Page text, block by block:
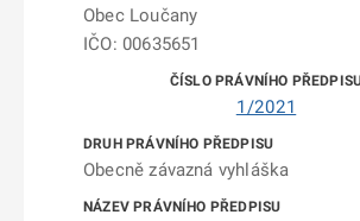
Obec Loučany
IČO: 00635651
1/2021
Obecně závazná vyhláška